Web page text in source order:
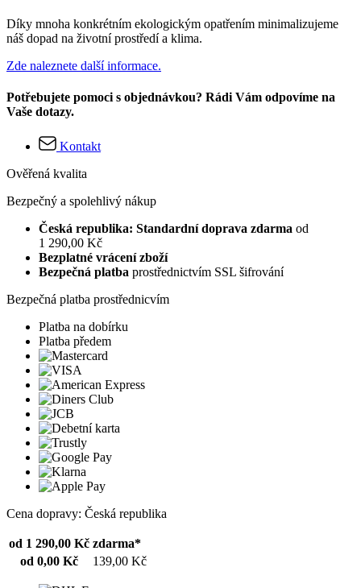
Díky mnoha konkrétním ekologickým opatřením minimalizujeme
náš dopad na životní prostředí a klima.
Zde naleznete další informace.
Potřebujete pomoci s objednávkou? Rádi Vám odpovíme na
Vaše dotazy.
Kontakt
Ověřená kvalita
Bezpečný a spolehlivý nákup
Česká republika: Standardní doprava zdarma od
1 290,00 Kč
Bezplatné vrácení zboží
Bezpečná platba prostřednictvím SSL šifrování
Bezpečná platba prostřednicvím
Platba na dobírku
Platba předem
Cena dopravy: Česká republika
od 1 290,00 Kč zdarma*
od 0,00 Kč
139,00 Kč